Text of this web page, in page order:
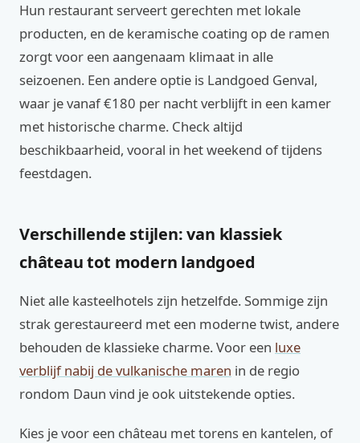
Hun restaurant serveert gerechten met lokale
producten, en de keramische coating op de ramen
zorgt voor een aangenaam klimaat in alle
seizoenen. Een andere optie is Landgoed Genval,
waar je vanaf €180 per nacht verblijft in een kamer
met historische charme. Check altijd
beschikbaarheid, vooral in het weekend of tijdens
feestdagen.
Verschillende stijlen: van klassiek
château tot modern landgoed
Niet alle kasteelhotels zijn hetzelfde. Sommige zijn
strak gerestaureerd met een moderne twist, andere
behouden de klassieke charme. Voor een luxe
verblijf nabij de vulkanische maren in de regio
rondom Daun vind je ook uitstekende opties.
Kies je voor een château met torens en kantelen, of